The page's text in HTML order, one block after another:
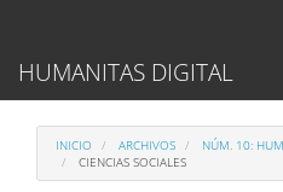
Contenido
principal
lateral
HUMANITAS DIGITAL
INICIO ARCHIVOS
NÚM. 10:
CIENCIAS SOCIALES